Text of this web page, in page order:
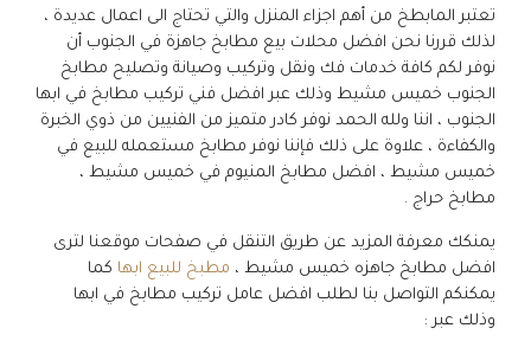
تعتبر المابطخ من أهم اجزاء المنزل والتي تحتاج الى اعمال عديدة ،
لذلك قررنا نحن افضل محلات بيع مطابخ جاهزة في الجنوب أن
نوفر لكم كافة خدمات فك ونقل وتركيب وصيانة وتصليح مطابخ
الجنوب خميس مشيط وذلك عبر افضل فني تركيب مطابخ في ابها
الجنوب ، اننا ولله الحمد نوفر كادر متميز من الفنيين من ذوي الخبرة
والكفاءة ، علاوة على ذلك فإننا نوفر مطابخ مستعمله للبيع في
خميس مشيط ، افضل مطابخ المنيوم في خميس مشيط ،
مطابخ حراج .
يمنكك معرفة المزيد عن طريق التنقل في صفحات موقعنا لترى
افضل مطابخ جاهزه خميس مشيط ، مطبخ للبيع ابها كما
يمكنكم التواصل بنا لطلب افضل عامل تركيب مطابخ في ابها
وذلك عبر :